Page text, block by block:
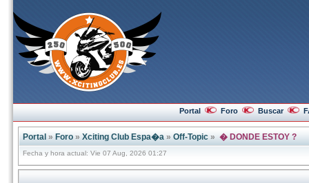
Portal Foro Buscar
Portal » Foro » Xciting Club Espa�a » Off-Topic » � DONDE ESTOY ?
Fecha y hora actual: Vie 07 Aug, 2026 01:27